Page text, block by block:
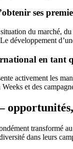
ses
du marché,
développement
en tant
activement les
et des
transformé
dans leurs